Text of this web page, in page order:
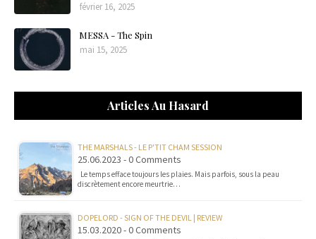
février 16, 2025
MESSA - The Spin
mai 15, 2025
Articles Au Hasard
THE MARSHALS - LE P'TIT CHAM SESSION
25.06.2023 - 0 Comments
Le temps efface toujours les plaies. Mais parfois, sous la peau
discrètement encore meurtrie…
DOPELORD - SIGN OF THE DEVIL | REVIEW
15.03.2020 - 0 Comments